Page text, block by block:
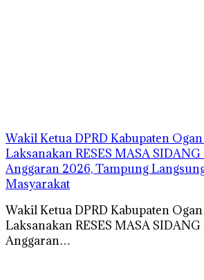
Wakil Ketua DPRD Kabupaten
Laksanakan RESES MASA
Anggaran 2026, Tampung
Masyarakat
Wakil Ketua DPRD Kabupaten
Laksanakan RESES MASA
Anggaran…